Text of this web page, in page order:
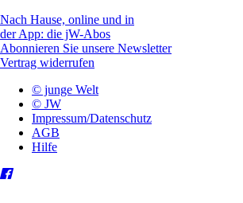
Nach Hause, online und in
der App: die jW-Abos
Abonnieren Sie unsere Newsletter
Vertrag widerrufen
© junge Welt
© JW
Impressum/Datenschutz
AGB
Hilfe